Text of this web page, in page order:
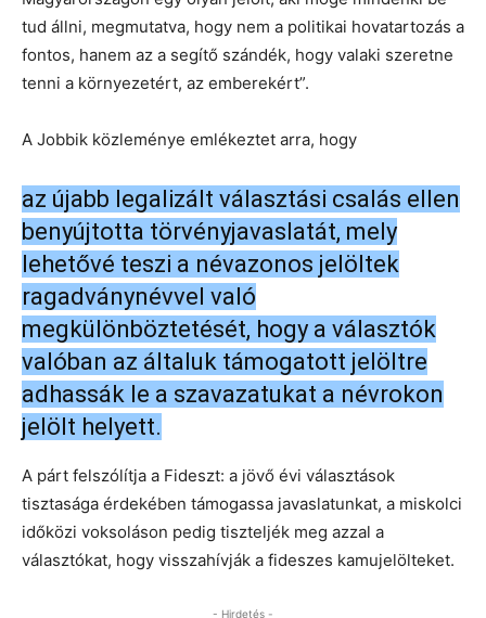
tud állni, megmutatva, hogy nem a politikai hovatartozás a
fontos, hanem az a segítő szándék, hogy valaki szeretne
tenni a környezetért, az emberekért”.
A Jobbik közleménye emlékeztet arra, hogy
az újabb legalizált választási csalás ellen
benyújtotta törvényjavaslatát, mely
lehetővé teszi a névazonos jelöltek
ragadványnévvel való
megkülönböztetését, hogy a választók
valóban az általuk támogatott jelöltre
adhassák le a szavazatukat a névrokon
jelölt helyett.
A párt felszólítja a Fideszt: a jövő évi választások
tisztasága érdekében támogassa javaslatunkat, a miskolci
időközi voksoláson pedig tiszteljék meg azzal a
választókat, hogy visszahívják a fideszes kamujelölteket.
- Hirdetés -